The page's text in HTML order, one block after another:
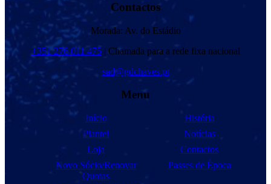
Contactos
Morada: Av. do Estádio
+351 276 011 475| Chamada para a rede fixa nacional
sad@gdchaves.pt
Menu
Início
História
Plantel
Notícias
Loja
Contactos
Novo Sócio/Renovar
Quotas
Passes de Época